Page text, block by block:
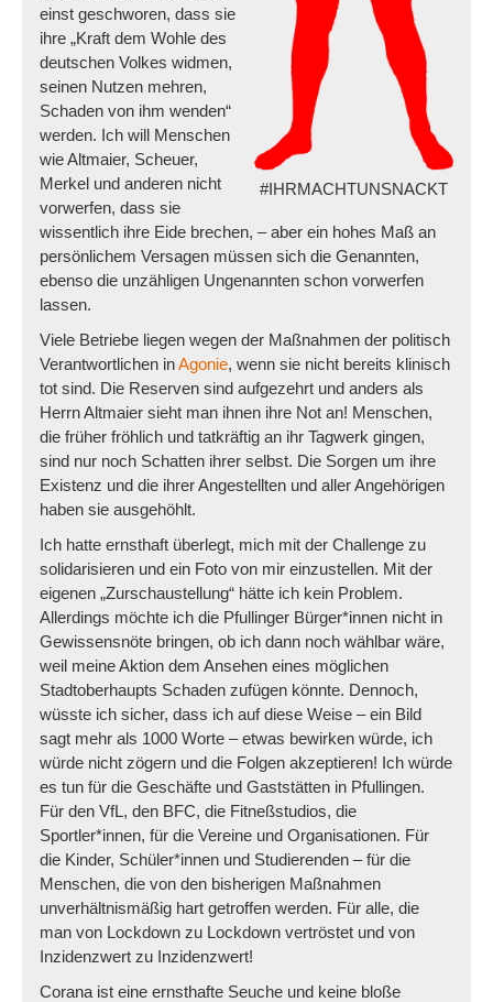
#IHRMACHTUNSNACKT
einst geschworen, dasssie
ihre „Kraft dem Wohle des
deutschen Volkes widmen,
seinen Nutzen mehren,
Schaden von ihm wenden“
werden. Ich will Menschen
wie Altmaier, Scheuer,
Merkel und anderen nicht
vorwerfen, dass sie
wissentlich ihre Eide brechen, – aber ein hohes Maß an
persönlichem Versagen müssen sich die Genannten,
ebenso die unzähligen Ungenannten schon vorwerfen
lassen.
Viele Betriebe liegen wegen der Maßnahmen der politisch
Verantwortlichen inAgonie, wenn sie nicht bereits klinisch
tot sind. Die Reserven sind aufgezehrt und anders als
Herrn Altmaier sieht man ihnen ihre Not an! Menschen,
die früher fröhlich und tatkräftig an ihr Tagwerk gingen,
sind nur noch Schatten ihrer selbst. Die Sorgen um ihre
Existenz und die ihrer Angestellten und aller Angehörigen
haben sie ausgehöhlt.
Ich hatte ernsthaft überlegt, mich mit der Challenge zu
solidarisieren und ein Foto von mir einzustellen. Mit der
eigenen „Zurschaustellung“ hätte ich kein Problem.
Allerdings möchte ich die Pfullinger Bürger*innen nicht in
Gewissensnöte bringen, ob ich dann noch wählbar wäre,
weil meine Aktion dem Ansehen eines möglichen
Stadtoberhaupts Schaden zufügen könnte. Dennoch,
wüsste ich sicher, dass ich auf diese Weise – ein Bild
sagt mehr als 1000 Worte – etwas bewirken würde, ich
würde nicht zögern und die Folgen akzeptieren! Ich würde
es tun für die Geschäfte und Gaststätten in Pfullingen.
Für den VfL, den BFC, die Fitneßstudios, die
Sportler*innen, für die Vereine und Organisationen. Für
die Kinder, Schüler*innen und Studierenden – für die
Menschen, die von den bisherigen Maßnahmen
unverhältnismäßig hart getroffen werden. Für alle, die
man von Lockdown zu Lockdown vertröstet und von
Inzidenzwert zu Inzidenzwert!
Corana ist eine ernsthafte Seuche und keine bloße